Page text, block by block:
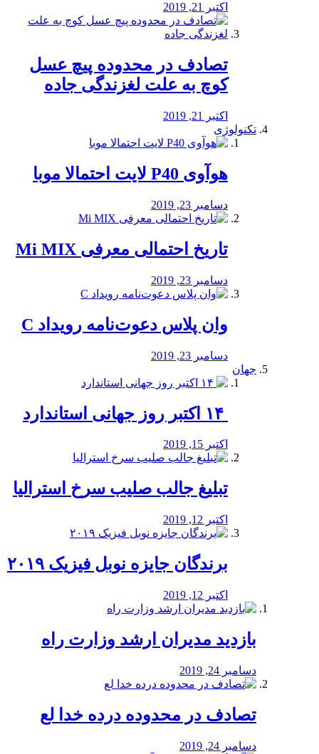
اکتبر 21, 2019
تصادف در محدوده پیچ عسل
کوچ به علت لغزندگی جاده
اکتبر 21, 2019
تکنولوژی
هوآوی P40 لایت احتمالا موبا
دسامبر 23, 2019
تاریخ احتمالی معرفی Mi MIX
دسامبر 23, 2019
وان پلاس دعوت‌نامه رویداد C
دسامبر 23, 2019
جهان
اکتبر 15, 2019
تبلیغ جالب صلیب سرخ استرالیا
اکتبر 12, 2019
برندگان جایزه نوبل فیزیک ۲۰۱۹
اکتبر 12, 2019
بازدید مدیران ارشد وزارت راه
دسامبر 24, 2019
تصادف در محدوده درده خدا لع
دسامبر 24, 2019